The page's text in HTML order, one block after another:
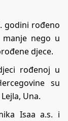
godini rođeno
nego u
djece.
rođenoj u
su
Una.
Isaa a.s. i